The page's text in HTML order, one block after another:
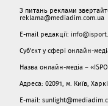
З питань реклами
reklama@mediadim.com.ua
E-mail редакції:
Суб'єкт у сфері онлайн-
Назва онлайн-медіа –
Адреса: 02091, м. Київ,
E-mail: